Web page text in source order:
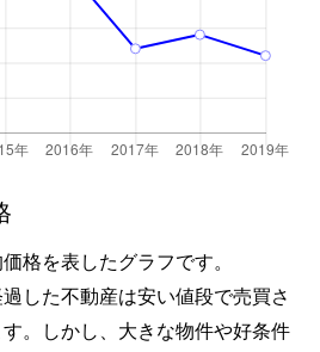
格を表したグラフです。
した不動産は安い値段で売買さ
。しかし、大きな物件や好条件